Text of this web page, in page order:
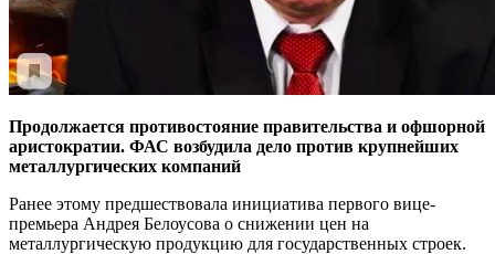
Продолжается противостояние правительства и офшорной
аристократии. ФАС возбудила дело против крупнейших
металлургических компаний
Ранее этому предшествовала инициатива первого вице-
премьера Андрея Белоусова о снижении цен на
металлургическую продукцию для государственных строек.